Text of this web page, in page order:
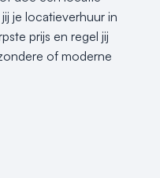
je locatieverhuur in
prijs en regel jij
of moderne